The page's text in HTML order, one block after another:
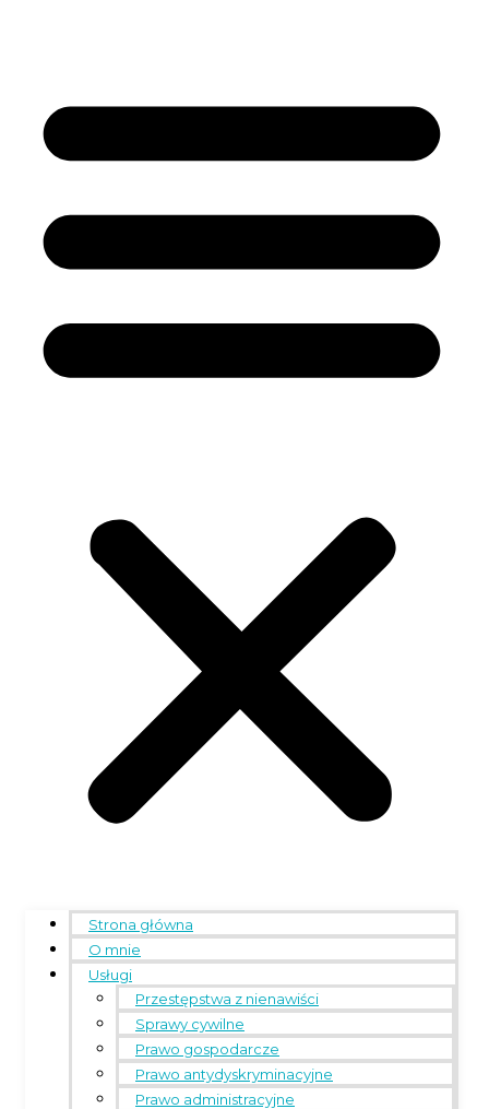
Strona główna
O mnie
Usługi
Przestępstwa z nienawiści
Sprawy cywilne
Prawo gospodarcze
Prawo antydyskryminacyjne
Prawo administracyjne